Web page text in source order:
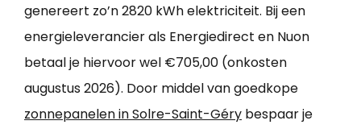
genereert zo’n 2820 kWh elektriciteit. Bij een
energieleverancier als Energiedirect en Nuon
betaal je hiervoor wel €705,00 (onkosten
augustus 2026). Door middel van goedkope
zonnepanelen in Solre-Saint-Géry bespaar je